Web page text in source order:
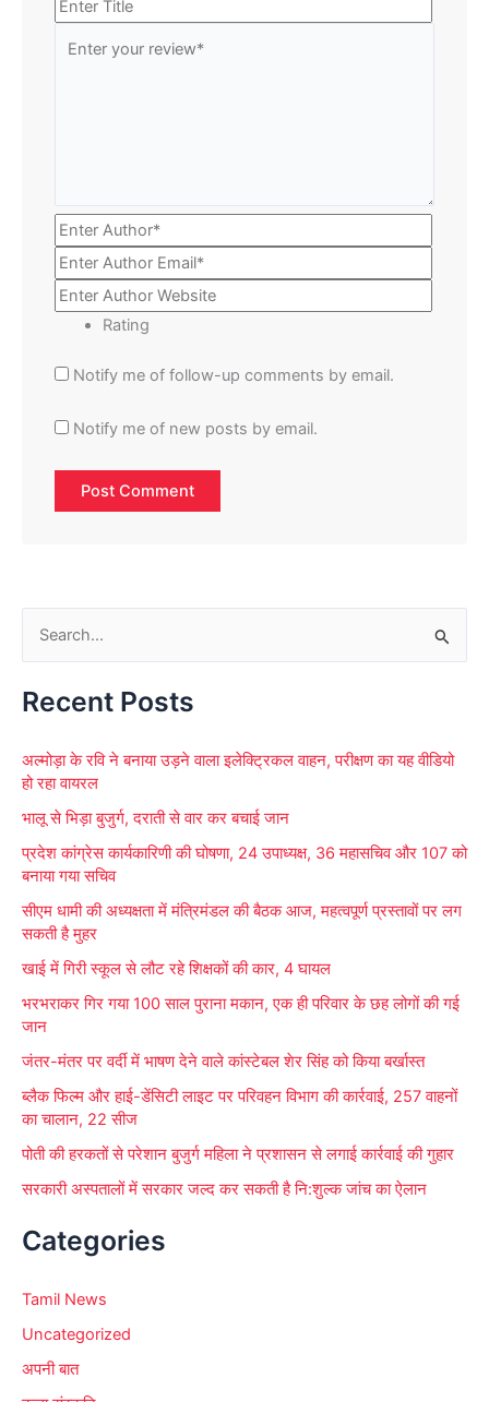
Rating
Notify me of follow-up comments by email.
Notify me of new posts by email.
a
c
o
:
Recent Posts
अल्मोड़ा के रवि ने बनाया उड़ने वाला इलेक्ट्रिकल वाहन, परीक्षण का यह वीडियो
हो रहा वायरल
भालू से भिड़ा बुजुर्ग, दराती से वार कर बचाई जान
प्रदेश कांग्रेस कार्यकारिणी की घोषणा, 24 उपाध्यक्ष, 36 महासचिव और 107 को
बनाया गया सचिव
सीएम धामी की अध्यक्षता में मंत्रिमंडल की बैठक आज, महत्वपूर्ण प्रस्तावों पर लग
सकती है मुहर
खाई में गिरी स्कूल से लौट रहे शिक्षकों की कार, 4 घायल
भरभराकर गिर गया 100 साल पुराना मकान, एक ही परिवार के छह लोगों की गई
जान
जंतर-मंतर पर वर्दी में भाषण देने वाले कांस्टेबल शेर सिंह को किया बर्खास्त
ब्लैक फिल्म और हाई-डेंसिटी लाइट पर परिवहन विभाग की कार्रवाई, 257 वाहनों
का चालान, 22 सीज
पोती की हरकतों से परेशान बुजुर्ग महिला ने प्रशासन से लगाई कार्रवाई की गुहार
सरकारी अस्पतालों में सरकार जल्द कर सकती है नि:शुल्क जांच का ऐलान
Categories
Tamil News
Uncategorized
अपनी बात